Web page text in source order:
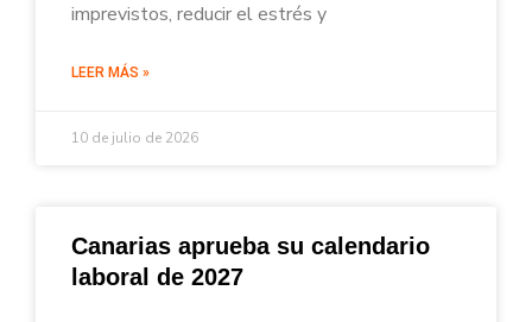
imprevistos, reducir el estrés y
LEER MÁS »
10 de julio de 2026
Canarias aprueba su calendario
laboral de 2027